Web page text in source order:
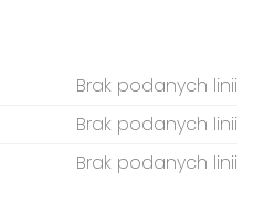
Brak podanych linii
Brak podanych linii
Brak podanych linii